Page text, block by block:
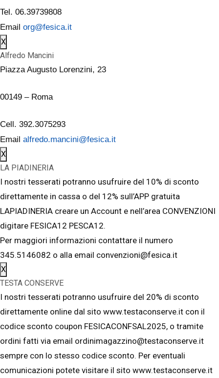
Tel. 06.39739808
Email org@fesica.it
X
Alfredo Mancini
Piazza Augusto Lorenzini, 23
00149 – Roma
Cell. 392.3075293
Email alfredo.mancini@fesica.it
X
LA PIADINERIA
I nostri tesserati potranno usufruire del 10% di sconto
direttamente in cassa o del 12% sull’APP gratuita
LAPIADINERIA creare un Account e nell’area CONVENZIONI
digitare FESICA12 PESCA12.
Per maggiori informazioni contattare il numero
345.5146082 o alla email convenzioni@fesica.it
X
TESTA CONSERVE
I nostri tesserati potranno usufruire del 20% di sconto
direttamente online dal sito www.testaconserve.it con il
codice sconto coupon FESICACONFSAL2025, o tramite
ordini fatti via email ordinimagazzino@testaconserve.it
sempre con lo stesso codice sconto. Per eventuali
comunicazioni potete visitare il sito www.testaconserve.it